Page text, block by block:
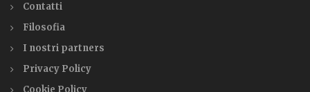
Contatti
Filosofia
I nostri partners
Privacy Policy
Cookie Policy